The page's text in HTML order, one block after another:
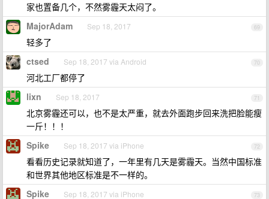
家也置备几个，不然雾霾天太闷了。
69
MajorAdam Sep 18, 2017
轻多了
70
ctsed Sep 18, 2017 via Android
河北工厂都停了
71
lixn Sep 18, 2017
北京雾霾还可以，也不是太严重，就去外面跑步回来洗把脸能瘦
一斤！！！
72
Spike Sep 18, 2017 via iPhone
看看历史记录就知道了，一年里有几天是雾霾天。当然中国标准
和世界其他地区标准是不一样的。
73
Spike Sep 18, 2017 via iPhone